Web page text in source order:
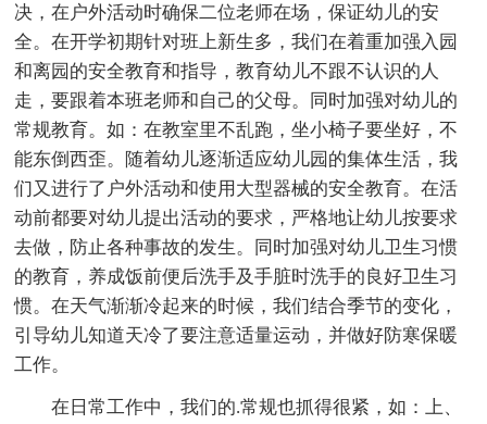
决，在户外活动时确保二位老师在场，保证幼儿的安
全。在开学初期针对班上新生多，我们在着重加强入园
和离园的安全教育和指导，教育幼儿不跟不认识的人
走，要跟着本班老师和自己的父母。同时加强对幼儿的
常规教育。如：在教室里不乱跑，坐小椅子要坐好，不
能东倒西歪。随着幼儿逐渐适应幼儿园的集体生活，我
们又进行了户外活动和使用大型器械的安全教育。在活
动前都要对幼儿提出活动的要求，严格地让幼儿按要求
去做，防止各种事故的发生。同时加强对幼儿卫生习惯
的教育，养成饭前便后洗手及手脏时洗手的良好卫生习
惯。在天气渐渐冷起来的时候，我们结合季节的变化，
引导幼儿知道天冷了要注意适量运动，并做好防寒保暖
工作。
在日常工作中，我们的.常规也抓得很紧，如：上、